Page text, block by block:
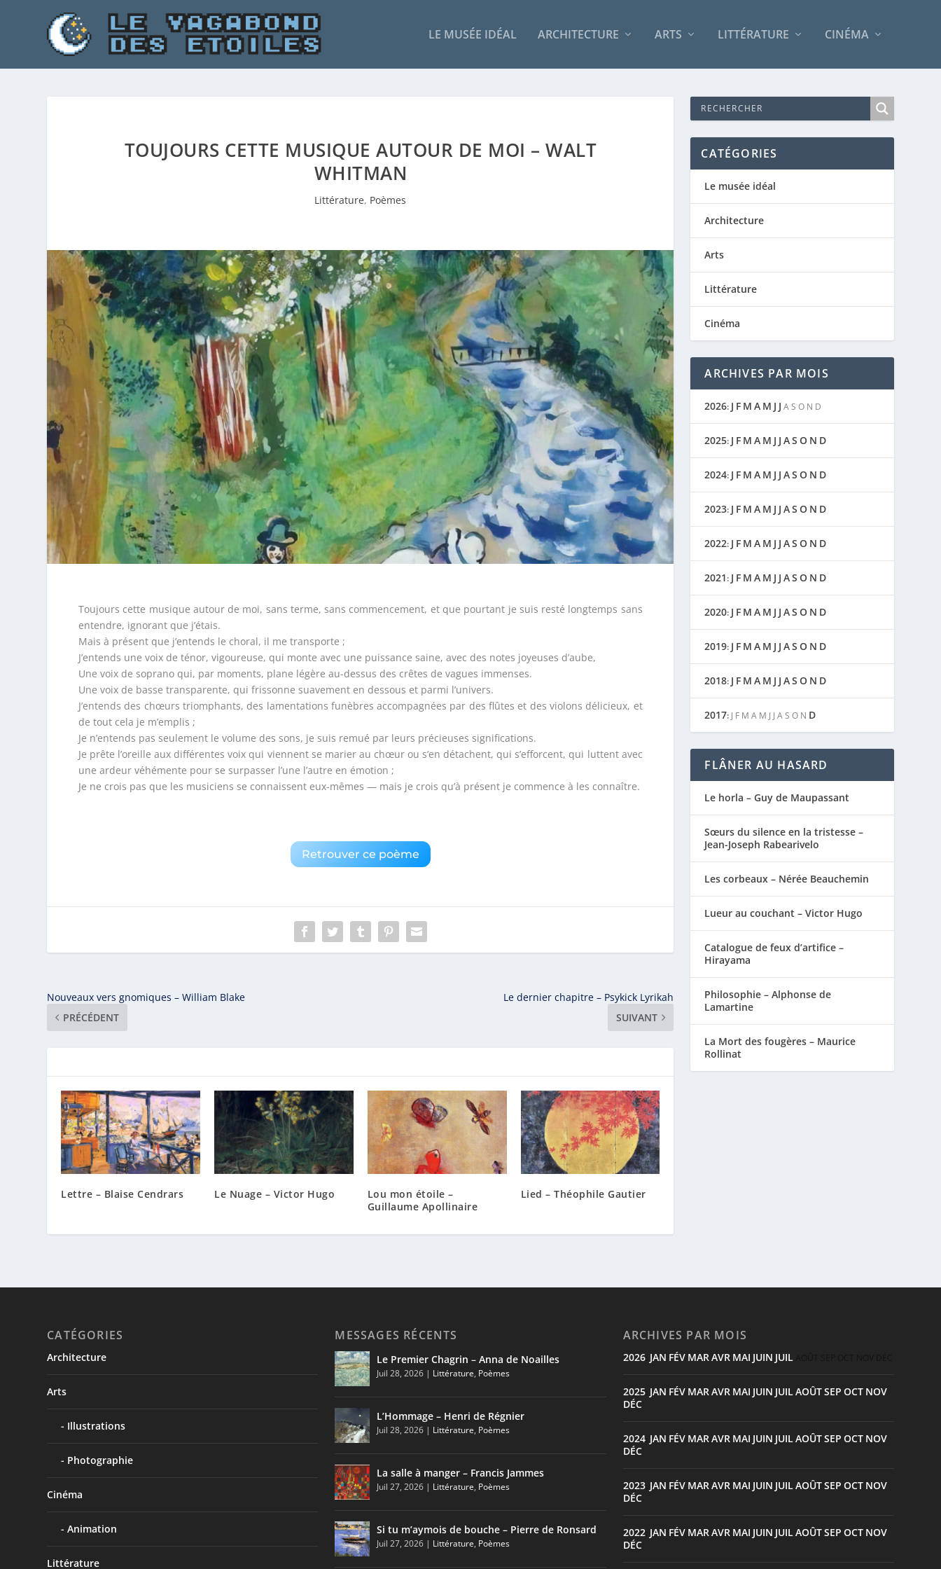
LE MUSÉE IDÉAL ARCHITECTURE ARTS LITTÉRATURE CINÉMA
TOUJOURS CETTE MUSIQUE AUTOUR DE MOI – WALT
WHITMAN
Littérature, Poèmes
Toujours cette musique autour de moi, sans terme, sans commencement, et que pourtant je suis resté longtemps sans
entendre, ignorant que j’étais.
Mais à présent que j’entends le choral, il me transporte ;
J’entends une voix de ténor, vigoureuse, qui monte avec une puissance saine, avec des notes joyeuses d’aube,
Une voix de soprano qui, par moments, plane légère au-dessus des crêtes de vagues immenses.
Une voix de basse transparente, qui frissonne suavement en dessous et parmi l’univers.
J’entends des chœurs triomphants, des lamentations funèbres accompagnées par des flûtes et des violons délicieux, et
de tout cela je m’emplis ;
Je n’entends pas seulement le volume des sons, je suis remué par leurs précieuses significations.
Je prête l’oreille aux différentes voix qui viennent se marier au chœur ou s’en détachent, qui s’efforcent, qui luttent avec
une ardeur véhémente pour se surpasser l’une l’autre en émotion ;
Je ne crois pas que les musiciens se connaissent eux-mêmes — mais je crois qu’à présent je commence à les connaître.
Retrouver ce poème
Nouveaux vers gnomiques – William Blake
PRÉCÉDENT
Le dernier chapitre – Psykick Lyrikah
SUIVANT
Lettre – Blaise Cendrars Le Nuage – Victor Hugo
Lou mon étoile –
Guillaume Apollinaire
Lied – Théophile Gautier
CATÉGORIES
Le musée idéal
Architecture
Arts
Littérature
Cinéma
ARCHIVES PAR MOIS
2026: J F M A M J J AS O N D
2025: J F M A M J J AS O N D
2024: J F M A M J J AS O N D
2023: J F M A M J J AS O N D
2022: J F M A M J J AS O N D
2021: J F M A M J J AS O N D
2020: J F M A M J J AS O N D
2019: J F M A M J J AS O N D
2018: J F M A M J J AS O N D
2017: J F M A M J J AS O N D
FLÂNER AU HASARD
Le horla – Guy de Maupassant
Sœurs du silence en la tristesse –
Jean-Joseph Rabearivelo
Les corbeaux – Nérée Beauchemin
Lueur au couchant – Victor Hugo
Catalogue de feux d’artifice –
Hirayama
Philosophie – Alphonse de
Lamartine
La Mort des fougères – Maurice
Rollinat
CATÉGORIES
Architecture
Arts
Illustrations
Photographie
Cinéma
Animation
Littérature
MESSAGES RÉCENTS
Le Premier Chagrin – Anna de Noailles
Juil 28, 2026 | Littérature, Poèmes
L’Hommage – Henri de Régnier
Juil 28, 2026 | Littérature, Poèmes
La salle à manger – Francis Jammes
Juil 27, 2026 | Littérature, Poèmes
Si tu m’aymois de bouche – Pierre de Ronsard
Juil 27, 2026 | Littérature, Poèmes
ARCHIVES PAR MOIS
2026: JAN FÉV MARAVR MAI JUIN JUIL
2025: JAN FÉV MARAVR MAI JUIN JUILAOÛTSEP OCT NOV
DÉC
2024: JAN FÉV MARAVR MAI JUIN JUILAOÛTSEP OCT NOV
DÉC
2023: JAN FÉV MARAVR MAI JUIN JUILAOÛTSEP OCT NOV
DÉC
2022: JAN FÉV MARAVR MAI JUIN JUILAOÛTSEP OCT NOV
DÉC